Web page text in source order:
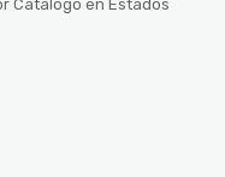
Catalogo en Estados